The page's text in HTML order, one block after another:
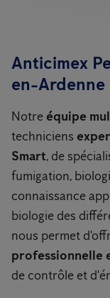
Anticimex
en-Ardenne
Notre équipe
techniciens
Smart, de
fumigation,
connaissance
biologie des
nous permet
professionnelle
de contrôle et